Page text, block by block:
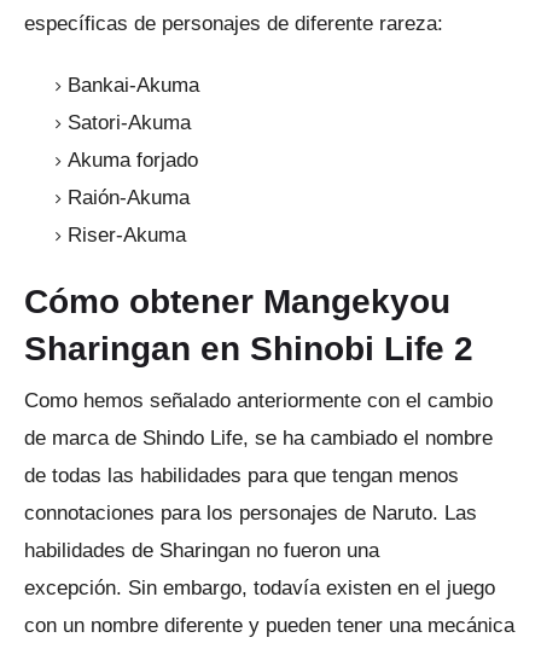
específicas de personajes de diferente rareza:
Bankai-Akuma
Satori-Akuma
Akuma forjado
Raión-Akuma
Riser-Akuma
Cómo obtener Mangekyou
Sharingan en Shinobi Life 2
Como hemos señalado anteriormente con el cambio
de marca de Shindo Life, se ha cambiado el nombre
de todas las habilidades para que tengan menos
connotaciones para los personajes de Naruto. Las
habilidades de Sharingan no fueron una
excepción. Sin embargo, todavía existen en el juego
con un nombre diferente y pueden tener una mecánica